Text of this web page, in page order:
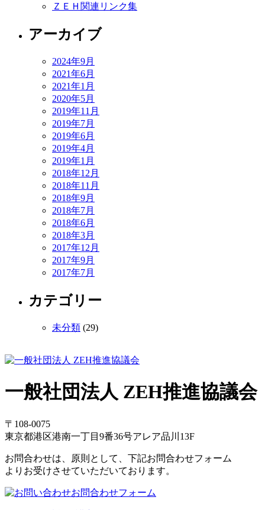
ＺＥＨ関連リンク集
アーカイブ
2024年9月
2021年6月
2021年1月
2020年5月
2019年11月
2019年7月
2019年6月
2019年4月
2019年1月
2018年12月
2018年11月
2018年9月
2018年7月
2018年6月
2018年3月
2017年12月
2017年9月
2017年7月
カテゴリー
未分類 (29)
一般社団法人 ZEH推進協議会
〒108-0075
東京都港区港南一丁目9番36号アレア品川13F
お問合わせは、原則として、下記お問合わせフォーム
よりお受けさせていただいております。
お問合わせフォーム